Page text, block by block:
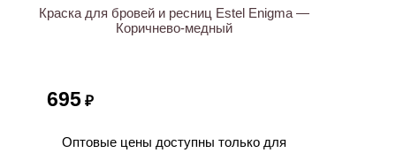
Краска для бровей и ресниц Estel Enigma —
Коричнево-медный
695 ₽
Оптовые цены доступны только для